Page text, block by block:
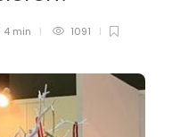
4 min 1091